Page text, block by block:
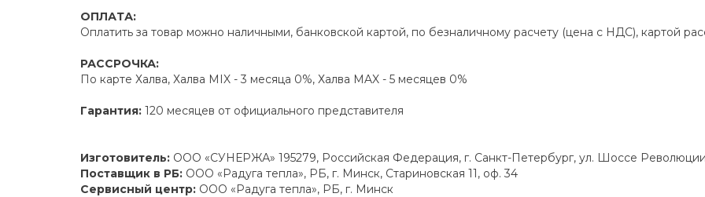
ОПЛАТА:
Оплатить за товар можно наличными, банковской картой, по безналичному расчету (цена с НДС), картой
РАССРОЧКА:
По карте Халва, Халва MIX - 3 месяца 0%, Халва MAX - 5 месяцев 0%
Гарантия: 120 месяцев от официального представителя
Изготовитель: ООО «СУНЕРЖА» 195279, Российская Федерация, г. Санкт-Петербург, ул. Шоссе
Поставщик в РБ: ООО «Радуга тепла», РБ, г. Минск, Стариновская 11, оф. 34
Сервисный центр: ООО «Радуга тепла», РБ, г. Минск